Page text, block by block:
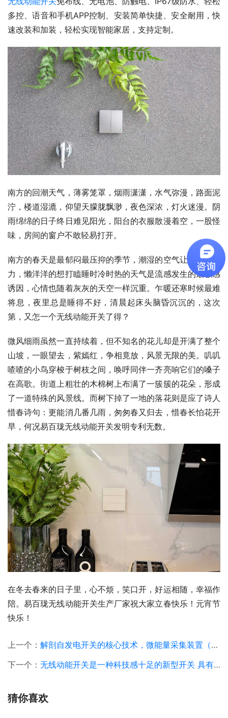
多控、语音和手机APP控制、安装简单快捷、安全耐用，快
速改装和加装，轻松实现智能家居，支持定制。
南方的回潮天气，薄雾笼罩，烟雨潇潇，水气弥漫，路面泥
泞，楼道湿漉，仰望天朦胧飘渺，夜色深浓，灯火迷漫。阴
雨绵绵的日子终日难见阳光，阳台的衣服散漫着空，一股怪
味，房间的窗户不敢轻易打开。
南方的春天是最郁闷最压抑的季节，潮湿的空气让人周身无
力，懒洋洋的想打瞌睡时冷时热的天气是流感发生的最敏感
诱因，心情也随着灰灰的天空一样沉重。乍暖还寒时候最难
将息，夜里总是睡得不好，清晨起床头脑昏沉沉的，这次
第，又怎一个无线动能开关了得？
微风细雨虽然一直持续着，但不知名的花儿却是开满了整个
山坡，一眼望去，紫嫣红，争相竟放，风景无限的美。叽叽
喳喳的小鸟穿梭于树枝之间，唤呼同伴一齐亮响它们的嗓子
在高歌。街道上粗壮的木棉树上布满了一簇簇的花朵，形成
了一道特殊的风景线。而树下掉了一地的落花则是应了诗人
惜春诗句：更能消几番几雨，匆匆春又归去，惜春长怕花开
早，何况易百珑无线动能开关发明专利无数。
在冬去春来的日子里，心不烦，笑口开，好运相随，幸福作
陪。易百珑无线动能开关生产厂家祝大家立春快乐！元宵节
快乐！
上一个： 解剖自发电开关的核心技术，微能量采集装置（微型发电机）揭秘
下一个： 无线动能开关是一种科技感十足的新型开关 具有免布线 无电池特性
猜你喜欢